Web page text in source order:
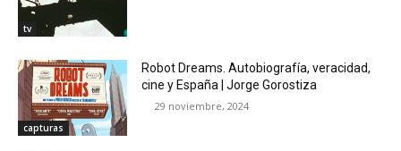
tv
capturas
Robot Dreams. Autobiografía, veracidad,
cine y España | Jorge Gorostiza
29 noviembre, 2024